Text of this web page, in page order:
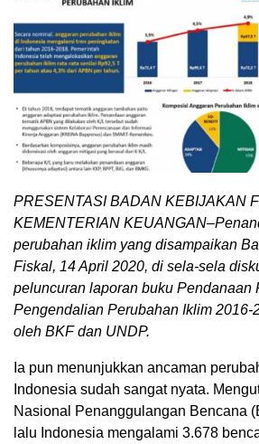
PRESENTASI BADAN KEBIJAKAN
KEMENTERIAN
perubahan iklim yang disampaikan
Fiskal, 14 April 2020, di sela-sela
peluncuran laporan buku Pendanaan
Pengendalian Perubahan Iklim 2016-
oleh BKF dan UNDP.
Ia pun menunjukkan ancaman
Indonesia sudah sangat nyata.
Nasional Penanggulangan Bencana
lalu Indonesia mengalami 3.678